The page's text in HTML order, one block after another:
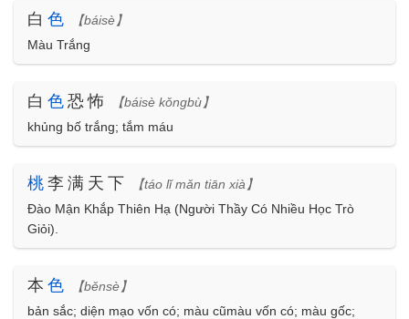
白 色
【báisè】
Màu Trắng
白 色 恐怖
【báisè kǒngbù】
khủng bố trắng; tắm máu
桃 李满天下
【táo lǐ mǎn tiān xià】
Đào Mận Khắp Thiên Hạ (Người Thầy Có Nhiều Học Trò
Giỏi).
本 色
【běnsè】
bản sắc; diện mạo vốn có; màu cũmàu vốn có; màu gốc;